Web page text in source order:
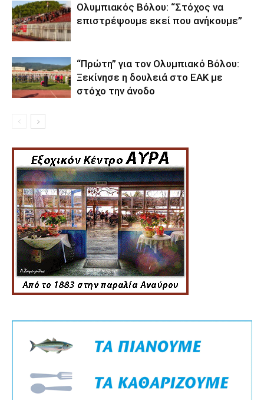
Ολυμπιακός Βόλου: “Στόχος να
επιστρέψουμε εκεί που ανήκουμε”
“Πρώτη” για τον Ολυμπιακό Βόλου:
Ξεκίνησε η δουλειά στο ΕΑΚ με
στόχο την άνοδο